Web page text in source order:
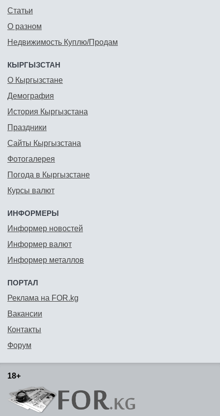
Статьи
О разном
Недвижимость Куплю/Продам
КЫРГЫЗСТАН
О Кыргызстане
Демография
История Кыргызстана
Праздники
Сайты Кыргызстана
Фотогалерея
Погода в Кыргызстане
Курсы валют
ИНФОРМЕРЫ
Информер новостей
Информер валют
Информер металлов
ПОРТАЛ
Реклама на FOR.kg
Вакансии
Контакты
Форум
18+